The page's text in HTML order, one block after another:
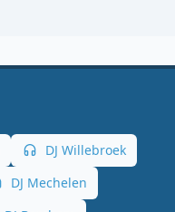
DJ Willebroek
DJ Mechelen